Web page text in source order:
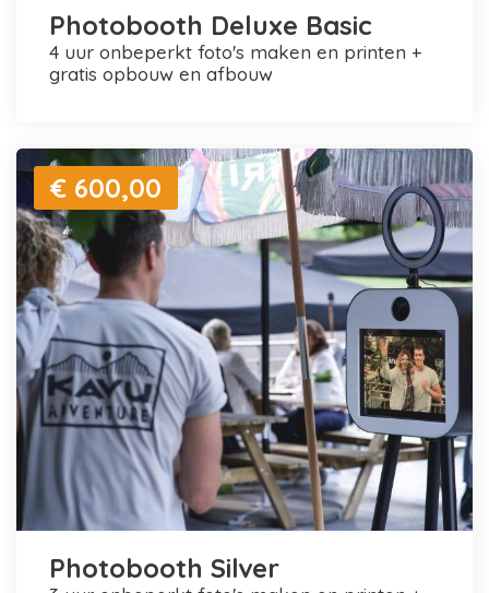
Photobooth Deluxe Basic
4 uur onbeperkt foto's maken en printen +
gratis opbouw en afbouw
€ 600,00
Photobooth Silver